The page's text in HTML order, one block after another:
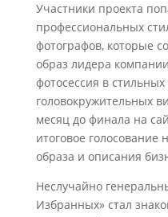
Участники проекта
профессиональных
фотографов, которые
образ лидера
фотосессия в
головокружительных
месяц до финала на
итоговое голосование
образа и описания
Неслучайно
Избранных» стал